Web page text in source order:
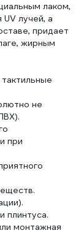
лаком,
лучей, а
придает
жирным
не
при
плинтуса.
монтажная